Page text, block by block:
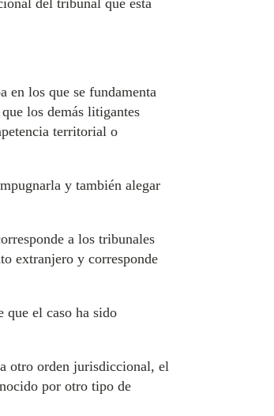
del tribunal que está
en los que se fundamenta
los demás litigantes
territorial o
y también alegar
a los tribunales
extranjero y corresponde
que el caso ha sido
otro orden jurisdiccional, el
por otro tipo de